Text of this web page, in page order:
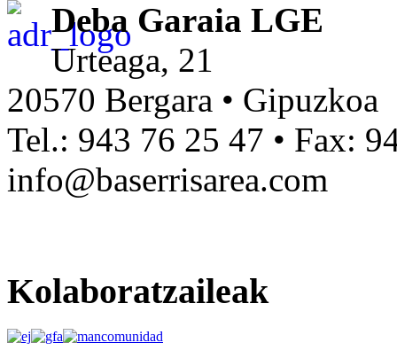
Deba Garaia LGE
Urteaga, 21
20570 Bergara • Gipuzkoa
Tel.: 943 76 25 47 • Fax:
info@baserrisarea.com
Kolaboratzaileak